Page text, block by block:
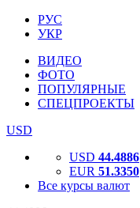
РУС
УКР
ВИДЕО
ФОТО
ПОПУЛЯРНЫЕ
СПЕЦПРОЕКТЫ
USD
USD 44.4886
EUR 51.3350
Все курсы валют